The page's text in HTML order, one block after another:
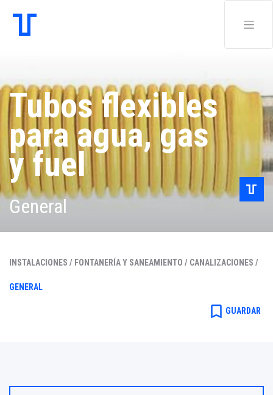
Tubos flexibles
para agua, gas
y fuel
General
INSTALACIONES / FONTANERÍA Y SANEAMIENTO / CANALIZACIONES /
GENERAL
bookmark_border GUARDAR